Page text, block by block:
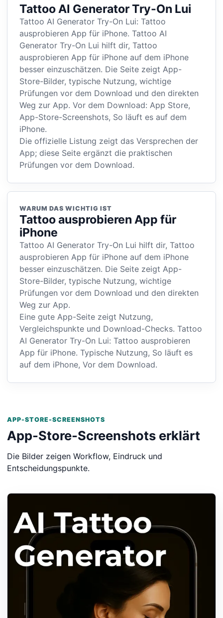
Tattoo AI Generator Try-On Lui
Tattoo AI Generator Try-On Lui: Tattoo
ausprobieren App für iPhone. Tattoo AI
Generator Try-On Lui hilft dir, Tattoo
ausprobieren App für iPhone auf dem iPhone
besser einzuschätzen. Die Seite zeigt App-
Store-Bilder, typische Nutzung, wichtige
Prüfungen vor dem Download und den direkten
Weg zur App. Vor dem Download: App Store,
App-Store-Screenshots, So läuft es auf dem
iPhone.
Die offizielle Listung zeigt das Versprechen der
App; diese Seite ergänzt die praktischen
Prüfungen vor dem Download.
WARUM DAS WICHTIG IST
Tattoo ausprobieren App für
iPhone
Tattoo AI Generator Try-On Lui hilft dir, Tattoo
ausprobieren App für iPhone auf dem iPhone
besser einzuschätzen. Die Seite zeigt App-
Store-Bilder, typische Nutzung, wichtige
Prüfungen vor dem Download und den direkten
Weg zur App.
Eine gute App-Seite zeigt Nutzung,
Vergleichspunkte und Download-Checks. Tattoo
AI Generator Try-On Lui: Tattoo ausprobieren
App für iPhone. Typische Nutzung, So läuft es
auf dem iPhone, Vor dem Download.
APP-STORE-SCREENSHOTS
App-Store-Screenshots erklärt
Die Bilder zeigen Workflow, Eindruck und
Entscheidungspunkte.